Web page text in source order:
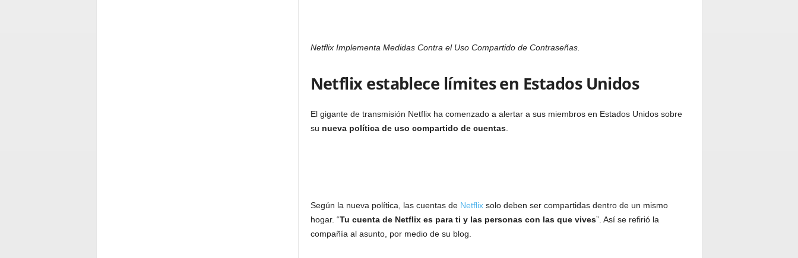
Netflix Implementa Medidas Contra el Uso Compartido de Contraseñas.
Netflix establece límites en Estados Unidos
El gigante de transmisión Netflix ha comenzado a alertar a sus miembros en Estados Unidos sobre
su nueva política de uso compartido de cuentas.
Según la nueva política, las cuentas de Netflixsolo deben ser compartidas dentro de un mismo
hogar. “Tu cuenta de Netflix es para ti y las personas con las que vives”. Así se refirió la
compañía al asunto, por medio de su blog.